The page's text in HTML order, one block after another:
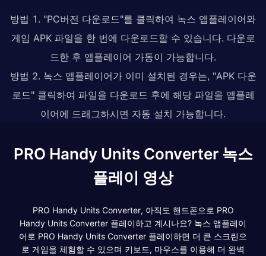
방법 1. "PC버전 다운로드"를 클릭하여 녹스 앱플레이어와
게임 APK 파일을 한 번에 다운로드할 수 있습니다. 다운로
드한 후 앱플레이어 가동이 가능합니다.
방법 2. 녹스 앱플레이어가 이미 설치된 경우는, "APK 다운
로드" 클릭하여 파일을 다운로드 후에 해당 파일을 앱플레
이어에 드래그하시면 자동 설치 가능합니다.
PRO Handy Units Converter 녹스
플레이 영상
PRO Handy Units Converter, 아직도 핸드폰으로 PRO
Handy Units Converter 플레이하고 계시나요? 녹스 앱플레이
어로 PRO Handy Units Converter 플레이하면 더 큰 스크린으
로 게임을 체험할 수 있으며 키보드, 마우스를 이용해 더 완벽